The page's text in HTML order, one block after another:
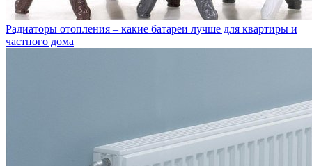
Радиаторы отопления – какие батареи лучше для квартиры и
частного дома